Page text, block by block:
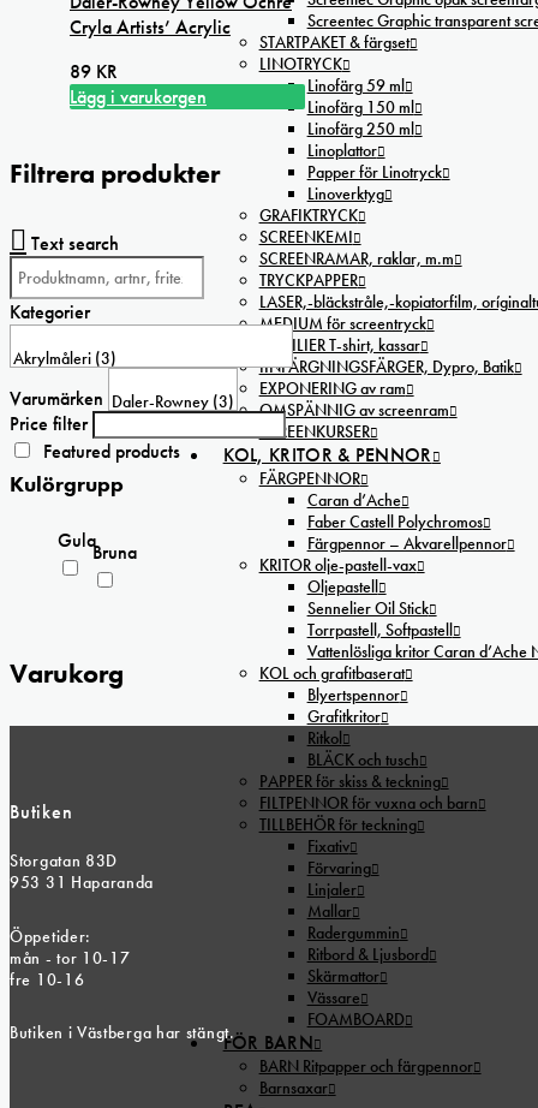
Screentec Graphic transparent
STARTPAKET & färgset
LINOTRYCK
Linofärg 59 ml
Linofärg 150 ml
Linofärg 250 ml
Linoplattor
Papper för Linotryck
Linoverktyg
GRAFIKTRYCK
SCREENKEMI
SCREENRAMAR, raklar, m.m
TRYCKPAPPER
LASER,-bläckstråle,-kopiatorfilm,
MEDIUM för screentryck
TEXTILIER T-shirt, kassar
IINFÄRGNINGSFÄRGER, Dypro, Batik
EXPONERING av ram
OMSPÄNNIG av screenram
SCREENKURSER
KOL, KRITOR & PENNOR
FÄRGPENNOR
Caran d’Ache
Faber Castell Polychromos
Färgpennor – Akvarellpennor
KRITOR olje-pastell-vax
Oljepastell
Sennelier Oil Stick
Torrpastell, Softpastell
Vattenlösliga kritor Caran d’Ache
KOL och grafitbaserat
Blyertspennor
Grafitkritor
Ritkol
BLÄCK och tusch
PAPPER för skiss & teckning
FILTPENNOR för vuxna och barn
TILLBEHÖR för teckning
Fixativ
Förvaring
Linjaler
Mallar
Radergummin
Ritbord & Ljusbord
Skärmattor
Vässare
FOAMBOARD
FÖR BARN
BARN Ritpapper och färgpennor
Barnsaxar
Cryla Artists’ Acrylic
89 KR
Lägg i varukorgen
Filtrera produkter
Text search
Kategorier
Varumärken
Price filter
Featured products
Kulörgrupp
GulaBruna
Varukorg
Butiken
Storgatan 83D
953 31 Haparanda
Öppetider:
mån - tor 10-17
fre 10-16
Butiken i Västberga har stängt.